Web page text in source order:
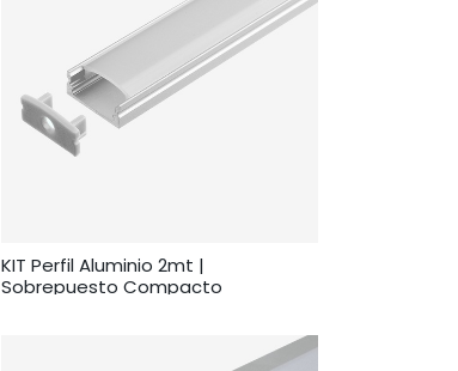
KIT Perfil Aluminio 2mt |
Sobrepuesto Compacto